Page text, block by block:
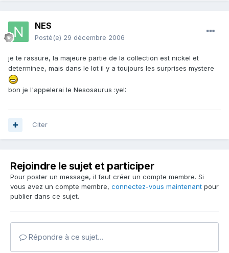
NES
Posté(e) 29 décembre 2006
je te rassure, la majeure partie de la collection est nickel et
determinee, mais dans le lot il y a toujours les surprises mystere
bon je l'appelerai le Nesosaurus :ye!:
Citer
Rejoindre le sujet et participer
Pour poster un message, il faut créer un compte membre. Si
vous avez un compte membre, connectez-vous maintenant pour
publier dans ce sujet.
Répondre à ce sujet…